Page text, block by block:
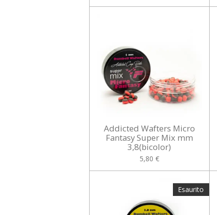
Addicted Wafters Micro
Fantasy Super Mix mm
3,8(bicolor)
5,80 €
Esaurito